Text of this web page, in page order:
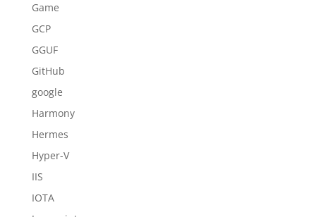
Game
GCP
GGUF
GitHub
google
Harmony
Hermes
Hyper-V
IIS
IOTA